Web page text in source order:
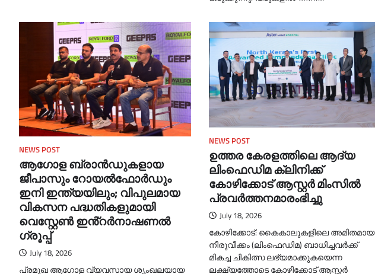
NEWS POST
ആഗോള ബ്രാൻഡുകളായ
ജീപാസും റോയൽഫോർഡും
ഇനി ഇന്ത്യയിലും; വിപുലമായ
വികസന പദ്ധതികളുമായി
വെസ്റ്റേൺ ഇൻ്റർനാഷണൽ
ഗ്രൂപ്പ്
July 18, 2026
പ്രമുഖ ആഗോള വ്യവസായ ശൃംഖലയായ
NEWS POST
ഉത്തര കേരളത്തിലെ ആദ്യ
ലിംഫെഡിമ ക്ലിനിക്ക്
കോഴിക്കോട് ആസ്റ്റർ മിംസിൽ
പ്രവർത്തനമാരംഭിച്ചു
July 18, 2026
കോഴിക്കോട്: കൈകാലുകളിലെ അമിതമായ
നീരുവീക്കം (ലിംഫെഡിമ) ബാധിച്ചവർക്ക്
മികച്ച ചികിത്സ ലഭ്യമാക്കുകയെന്ന
ലക്ഷ്യത്തോടെ കോഴിക്കോട് ആസ്റ്റർ